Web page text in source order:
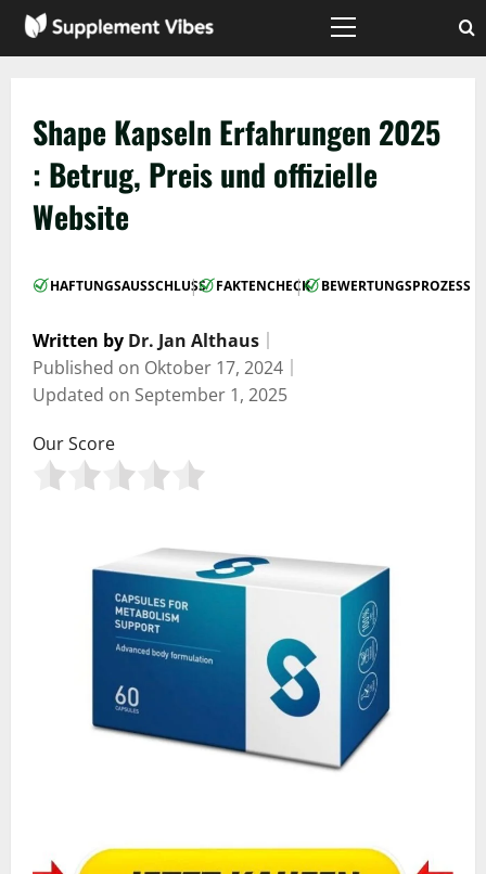
Zum
Inhalt
Hauptmenü
Shape Kapseln Erfahrungen 2025
: Betrug, Preis und offizielle
Website
HAFTUNGSAUSSCHLUSS
| FAKTENCHECK
| BEWERTUNGSPROZESS
Written by Dr. Jan Althaus
Published on Oktober 17, 2024
Updated on September 1, 2025
Our Score